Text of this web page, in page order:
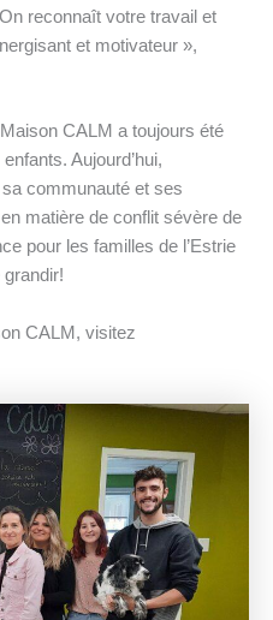
reconnaît votre travail et
et motivateur »,
CALM a toujours été
Aujourd’hui,
sa communauté et ses
matière de conflit sévère de
pour les familles de l’Estrie
CALM, visitez